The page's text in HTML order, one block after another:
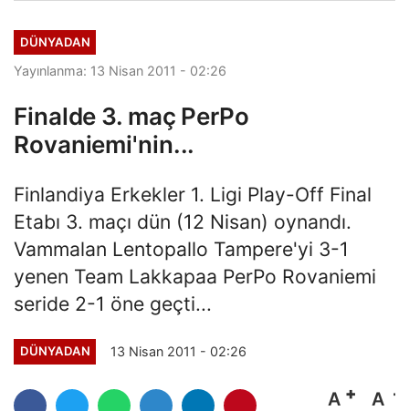
DÜNYADAN
Yayınlanma: 13 Nisan 2011 - 02:26
Finalde 3. maç PerPo
Rovaniemi'nin...
Finlandiya Erkekler 1. Ligi Play-Off Final
Etabı 3. maçı dün (12 Nisan) oynandı.
Vammalan Lentopallo Tampere'yi 3-1
yenen Team Lakkapaa PerPo Rovaniemi
seride 2-1 öne geçti...
DÜNYADAN 13 Nisan 2011 - 02:26
A A